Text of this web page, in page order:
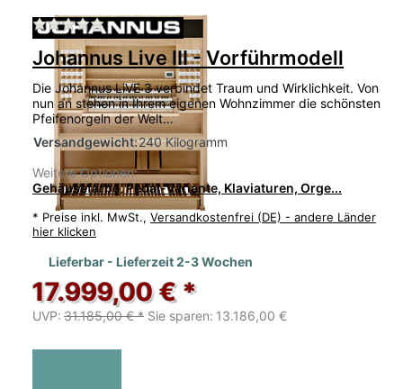
Zu diesem Produkt liegen noch keine
Johannus Live III - Vorführmodell
Die Johannus LiVE 3 verbindet Traum und Wirklichkeit. Von
nun an stehen in Ihrem eigenen Wohnzimmer die schönsten
Pfeifenorgeln der Welt…
Versandgewicht:240 Kilogramm
Weitere Optionen:
Gehäusefarbe, Pedal-Variante, Klaviaturen, Orge...
* Preise inkl. MwSt., Versandkostenfrei (DE) - andere Länder
hier klicken
Lieferbar - Lieferzeit 2-3 Wochen
17.999,00 € *
UVP: 31.185,00 € * Sie sparen: 13.186,00 €